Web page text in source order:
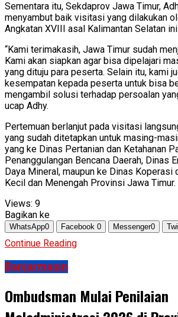
Sementara itu, Sekdaprov Jawa Timur,
menyambut baik visitasi yang dilakukan
Angkatan XVIII asal Kalimantan Selatan ini.
“Kami terimakasih, Jawa Timur sudah
Kami akan siapkan agar bisa dipelajari
yang dituju para peserta. Selain itu, kami
kesempatan kepada peserta untuk bisa
mengambil solusi terhadap persoalan
ucap Adhy.
Pertemuan berlanjut pada visitasi
yang sudah ditetapkan untuk masing-
yang ke Dinas Pertanian dan Ketahanan
Penanggulangan Bencana Daerah, Dinas
Daya Mineral, maupun ke Dinas Koperasi
Kecil dan Menengah Provinsi Jawa
Views: 9
Bagikan ke
WhatsApp0 Facebook 0 Messenger0
Continue Reading
Banjarmasin
Ombudsman Mulai Penilaian